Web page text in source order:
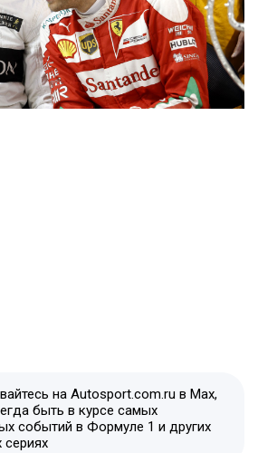
на Autosport.com.ru в Max,
быть в курсе самых
событий в Формуле 1 и других
сериях